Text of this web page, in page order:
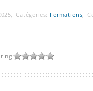
, Catégories: Formations,